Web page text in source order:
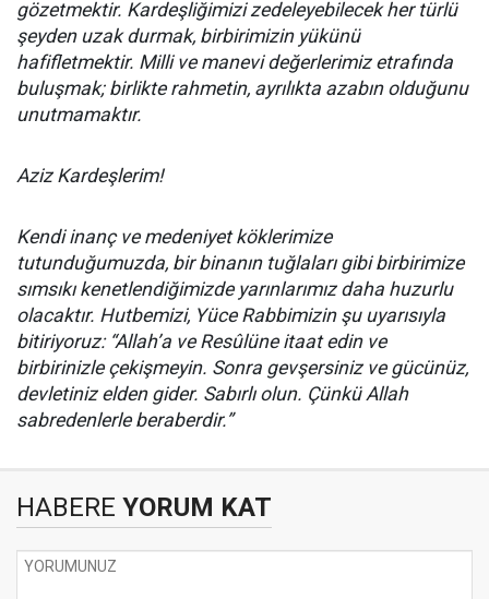
gözetmektir. Kardeşliğimizi zedeleyebilecek her türlü
şeyden uzak durmak, birbirimizin yükünü
hafifletmektir. Milli ve manevi değerlerimiz etrafında
buluşmak; birlikte rahmetin, ayrılıkta azabın olduğunu
unutmamaktır.
Aziz Kardeşlerim!
Kendi inanç ve medeniyet köklerimize
tutunduğumuzda, bir binanın tuğlaları gibi birbirimize
sımsıkı kenetlendiğimizde yarınlarımız daha huzurlu
olacaktır. Hutbemizi, Yüce Rabbimizin şu uyarısıyla
bitiriyoruz: “Allah’a ve Resûlüne itaat edin ve
birbirinizle çekişmeyin. Sonra gevşersiniz ve gücünüz,
devletiniz elden gider. Sabırlı olun. Çünkü Allah
sabredenlerle beraberdir.”
HABERE YORUM KAT